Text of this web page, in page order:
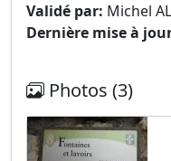
Validé par: Michel
Dernière mise à
Photos (3)